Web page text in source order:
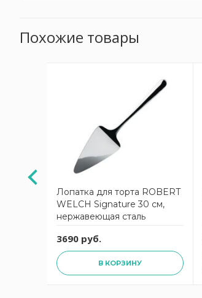
Похожие товары
Лопатка для торта ROBERT
WELCH Signature 30 см,
нержавеющая сталь
3690 руб.
В КОРЗИНУ